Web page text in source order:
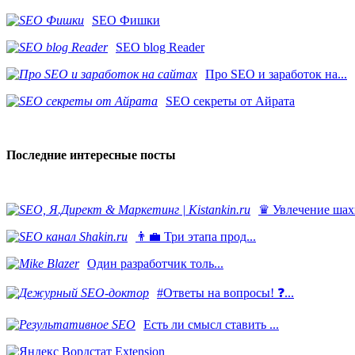
SEO Фишки
SEO blog Reader
Про SEO и заработок на...
SEO секреты от Айрата
Последние интересные посты
♛ Увлечение
👨‍💼 Три этапа прод...
​Один разработчик толь...
#Ответы на вопросы! ❓...
Есть ли смысл ставить ...